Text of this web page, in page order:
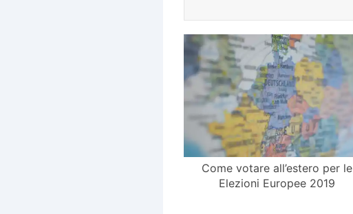
Come votare all’estero per le
Elezioni Europee 2019